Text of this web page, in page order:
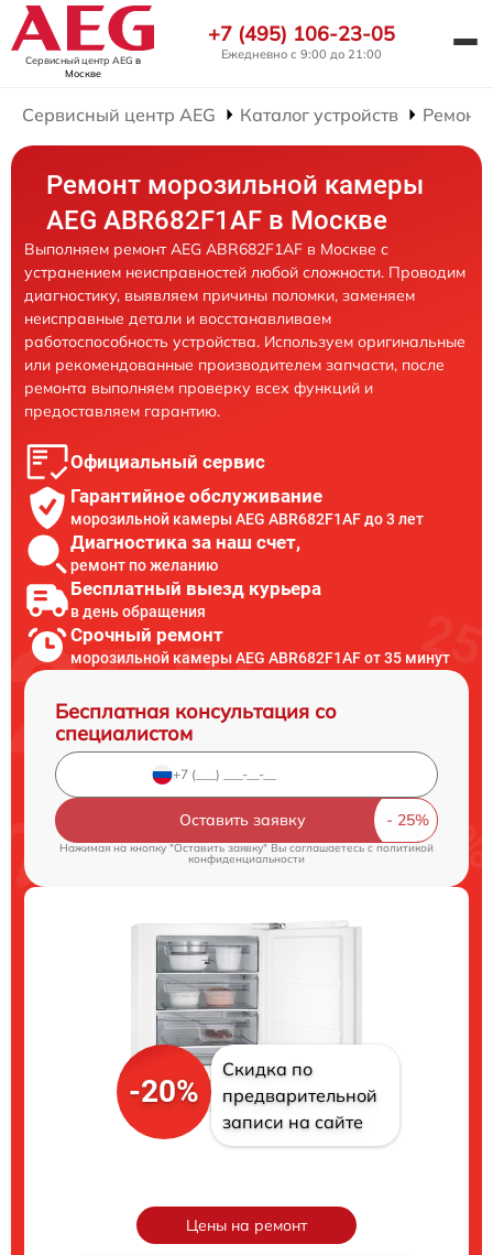
Сервисный центр AEG в
Москве
+7 (495) 106-23-05
Ежедневно с 9:00 до 21:00
Сервисный центр AEG Каталог устройств Ремонт
Ремонт морозильной камеры
AEG ABR682F1AF в Москве
Выполняем ремонт AEG ABR682F1AF в Москве с
устранением неисправностей любой сложности. Проводим
диагностику, выявляем причины поломки, заменяем
неисправные детали и восстанавливаем
работоспособность устройства. Используем оригинальные
или рекомендованные производителем запчасти, после
ремонта выполняем проверку всех функций и
предоставляем гарантию.
Официальный сервис
Гарантийное обслуживание
морозильной камеры AEG ABR682F1AF до 3 лет
Диагностика за наш счет,
ремонт по желанию
Бесплатный выезд курьера
в день обращения
Срочный ремонт
морозильной камеры AEG ABR682F1AF от 35 минут
Бесплатная консультация со
специалистом
Оставить заявку
Нажимая на кнопку "Оставить заявку" Вы соглашаетесь cполитикой
конфиденциальности
-20%
Скидка по
предварительной
записи на сайте
Цены на ремонт